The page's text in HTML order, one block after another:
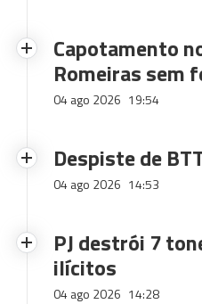
Capotamento
Romeiras sem
04 ago 2026 19:54
Despiste de
04 ago 2026 14:53
PJ destrói 7
ilícitos
04 ago 2026 14:28